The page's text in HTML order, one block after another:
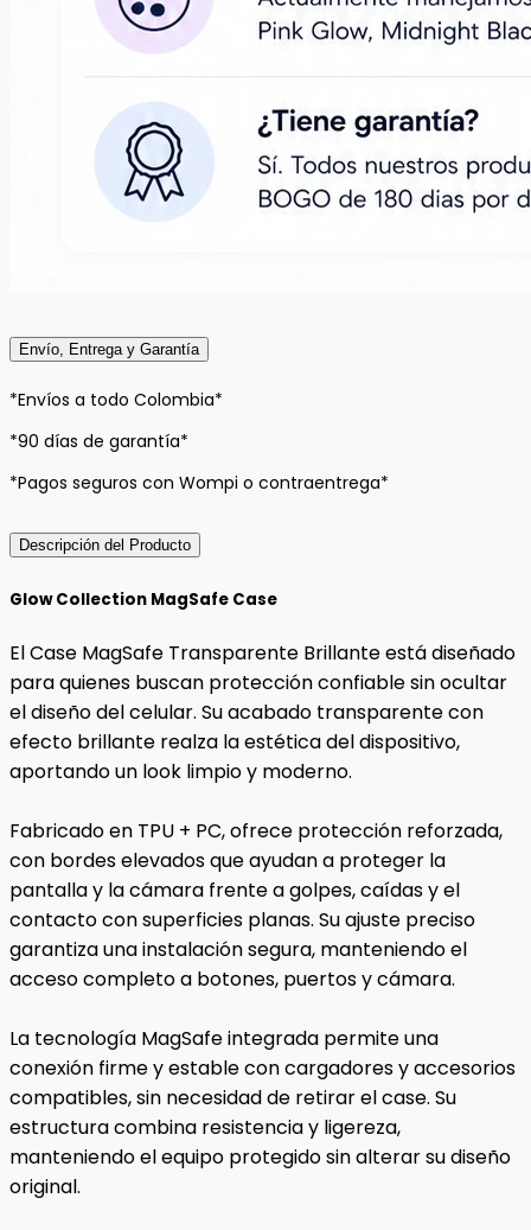
Envío, Entrega y Garantía
*Envíos a todo Colombia*
*90 días de garantía*
*Pagos seguros con Wompi o contraentrega*
Descripción del Producto
Glow Collection MagSafe Case
El Case MagSafe Transparente Brillante está diseñado
para quienes buscan protección confiable sin ocultar
el diseño del celular. Su acabado transparente con
efecto brillante realza la estética del dispositivo,
aportando un look limpio y moderno.
Fabricado en TPU + PC, ofrece protección reforzada,
con bordes elevados que ayudan a proteger la
pantalla y la cámara frente a golpes, caídas y el
contacto con superficies planas. Su ajuste preciso
garantiza una instalación segura, manteniendo el
acceso completo a botones, puertos y cámara.
La tecnología MagSafe integrada permite una
conexión firme y estable con cargadores y accesorios
compatibles, sin necesidad de retirar el case. Su
estructura combina resistencia y ligereza,
manteniendo el equipo protegido sin alterar su diseño
original.